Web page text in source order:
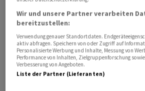
Wir und unsere Partner verarbeiten
bereitzustellen:
Verwendung genauer Standortdaten.
aktiv abfragen. Speichern von oder Zugriff auf
Personalisierte Werbung und Inhalte, Messung von
Performance von Inhalten, Zielgruppenforschung
Verbesserung von Angeboten.
Liste der Partner (Lieferanten)